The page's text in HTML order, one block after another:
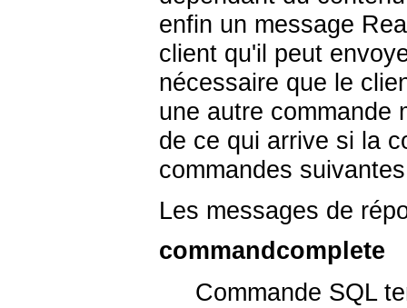
enfin un message
client qu'il peut
nécessaire que le
une autre commande
de ce qui arrive si la
commandes
Les messages de
commandcomplete
Commande SQL